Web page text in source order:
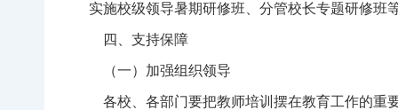
实施校级领导暑期研修班、分管校长专题研修班
四、支持保障
（一）加强组织领导
各校、各部门要把教师培训摆在教育工作的重